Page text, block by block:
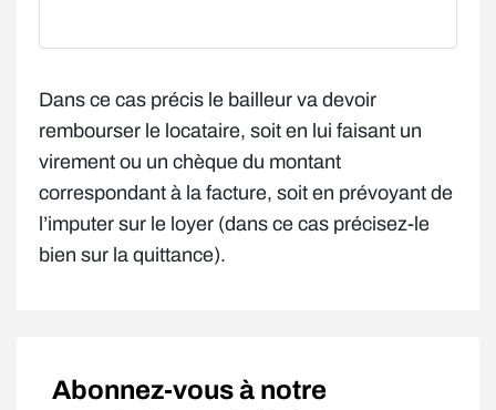
Dans ce cas précis le bailleur va devoir
rembourser le locataire, soit en lui faisant un
virement ou un chèque du montant
correspondant à la facture, soit en prévoyant de
l’imputer sur le loyer (dans ce cas précisez-le
bien sur la quittance).
Abonnez-vous à notre